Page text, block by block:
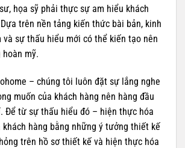
họa sỹ phải thực sự am hiểu khách
trên nền tảng kiến thức bài bản, kinh
và sự thấu hiểu mới có thể kiến tạo nên
hoàn mỹ.
– chúng tôi luôn đặt sự lắng nghe
muốn của khách hàng nên hàng đầu
Để từ sự thấu hiểu đó – hiện thực hóa
khách hàng bằng những ý tưởng thiết kế
trên hồ sơ thiết kế và hiện thực hóa